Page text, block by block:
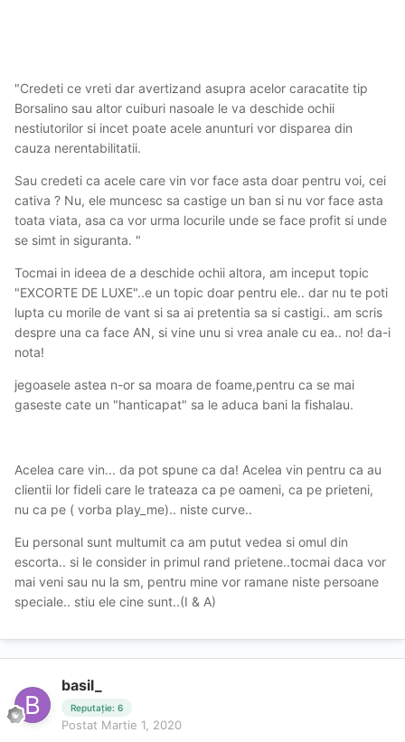
"Credeti ce vreti dar avertizand asupra acelor caracatite tip
Borsalino sau altor cuiburi nasoale le va deschide ochii
nestiutorilor si incet poate acele anunturi vor disparea din
cauza nerentabilitatii.
Sau credeti ca acele care vin vor face asta doar pentru voi, cei
cativa ? Nu, ele muncesc sa castige un ban si nu vor face asta
toata viata, asa ca vor urma locurile unde se face profit si unde
se simt in siguranta. "
Tocmai in ideea de a deschide ochii altora, am inceput topic
"EXCORTE DE LUXE"..e un topic doar pentru ele.. dar nu te poti
lupta cu morile de vant si sa ai pretentia sa si castigi.. am scris
despre una ca face AN, si vine unu si vrea anale cu ea.. no! da-i
nota!
jegoasele astea n-or sa moara de foame,pentru ca se mai
gaseste cate un "hanticapat" sa le aduca bani la fishalau.
Acelea care vin... da pot spune ca da! Acelea vin pentru ca au
clientii lor fideli care le trateaza ca pe oameni, ca pe prieteni,
nu ca pe ( vorba play_me).. niste curve..
Eu personal sunt multumit ca am putut vedea si omul din
escorta.. si le consider in primul rand prietene..tocmai daca vor
mai veni sau nu la sm, pentru mine vor ramane niste persoane
speciale.. stiu ele cine sunt..(I & A)
basil_
Reputație: 6
Postat Martie 1, 2020